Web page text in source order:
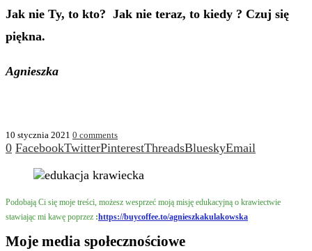
Jak nie Ty, to kto? Jak nie teraz, to kiedy ? Czuj się
piękna.
Agnieszka
10 stycznia 2021 0 comments
0 FacebookTwitterPinterestThreadsBlueskyEmail
Podobają Ci się moje treści, możesz wesprzeć moją misję edukacyjną o krawiectwie
stawiając mi kawę poprzez :https://buycoffee.to/agnieszkakulakowska
Moje media społecznościowe